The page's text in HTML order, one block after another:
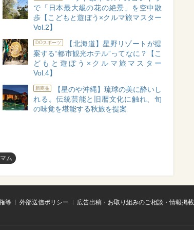
で「日本最大級の花の絶景」を空中散
歩【こどもと遊ぼう×クルマ旅マスター
Vol.2】
DOスポーツ
【北海道】星野リゾートが提
案する“都市観光ホテル”ってなに？【こ
どもと遊ぼう×クルマ旅マスター
Vol.4】
新商品
【星のや沖縄】琉球の美に酔いし
れる。伝統芸能と旧暦文化に触れ、旬
の味覚を堪能する秋旅を提案
マム
等 外部送信ポリシー
広告出稿・お取り組みのご相談・情報掲